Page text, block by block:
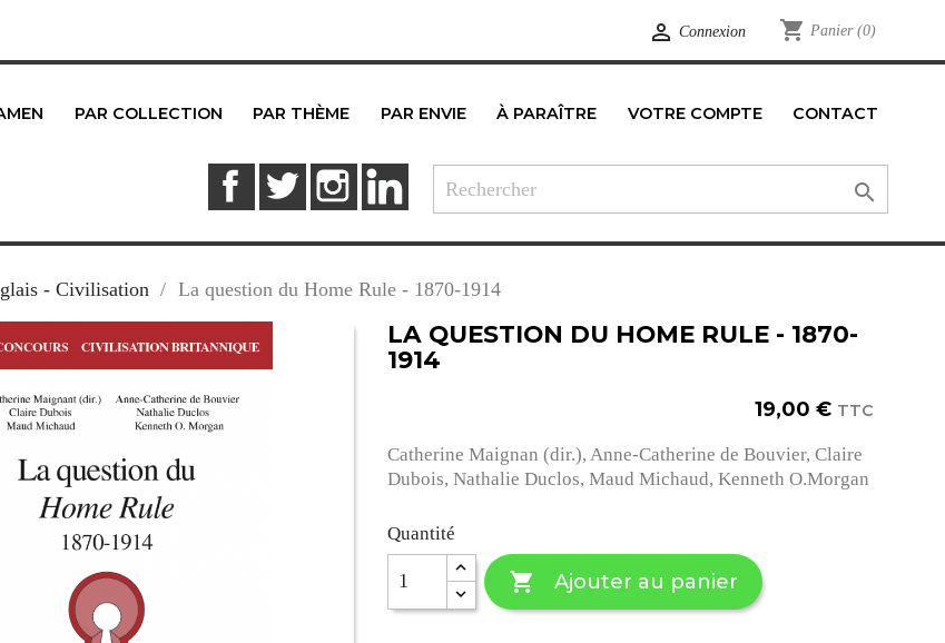
 Connexion shopping_cart Panier (0)
PAR COLLECTION PAR THÈME PAR ENVIE À PARAÎTRE VOTRE COMPTE CONTACT
FacebookTwitter Instagram

- Civilisation La question du Home Rule - 1870-1914
LA QUESTION DU HOME RULE - 1870-
1914
19,00 € TTC
Catherine Maignan (dir.), Anne-Catherine de Bouvier, Claire
Dubois, Nathalie Duclos, Maud Michaud, Kenneth O.Morgan
Quantité
 Ajouter au panier